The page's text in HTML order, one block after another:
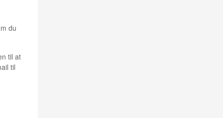
du
til at
til